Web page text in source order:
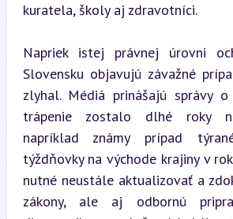
kuratela, školy aj zdravotníci.
Napriek istej právnej úrovni
Slovensku objavujú závažné
zlyhal. Médiá prinášajú správy
trápenie zostalo dlhé roky
napríklad známy prípad
týždňovky na východe krajiny v
nutné neustále aktualizovať a
zákony, ale aj odbornú